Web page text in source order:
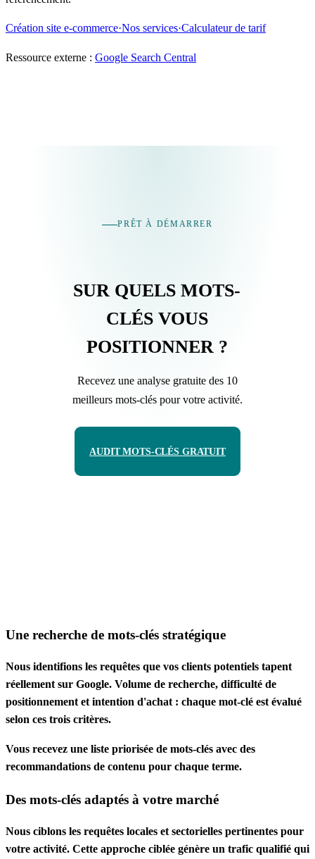
Création site e-commerce·Nos services·Calculateur de tarif
Ressource externe : Google Search Central
PRÊT À DÉMARRER
SUR QUELS MOTS-
CLÉS VOUS
POSITIONNER ?
Recevez une analyse gratuite des 10
meilleurs mots-clés pour votre activité.
AUDIT MOTS-CLÉS GRATUIT
Une recherche de mots-clés stratégique
Nous identifions les requêtes que vos clients potentiels tapent
réellement sur Google. Volume de recherche, difficulté de
positionnement et intention d'achat : chaque mot-clé est évalué
selon ces trois critères.
Vous recevez une liste priorisée de mots-clés avec des
recommandations de contenu pour chaque terme.
Des mots-clés adaptés à votre marché
Nous ciblons les requêtes locales et sectorielles pertinentes pour
votre activité. Cette approche ciblée génère un trafic qualifié qui